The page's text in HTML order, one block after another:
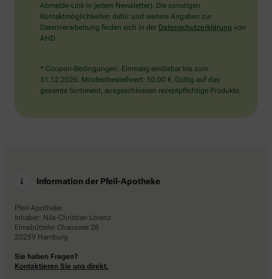
Abmelde-Link in jedem Newsletter). Die sonstigen
Kontaktmöglichkeiten dafür und weitere Angaben zur
Datenverarbeitung finden sich in der Datenschutzerklärung von
AHD.
* Coupon-Bedingungen: Einmalig einlösbar bis zum
31.12.2026. Mindestbestellwert: 50,00 €. Gültig auf das
gesamte Sortiment, ausgeschlossen rezeptpflichtige Produkte.
Information der Pfeil-Apotheke
Pfeil-Apotheke
Inhaber: Nils-Christian Lorenz
Eimsbütteler Chaussee 28
20259 Hamburg
Sie haben Fragen?
Kontaktieren Sie uns direkt.